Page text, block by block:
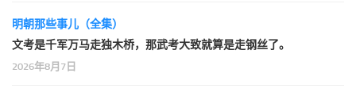
明朝那些事儿（全集）
文考是千军万马走独木桥，那武考大致就算是走钢丝了。
2026年8月7日